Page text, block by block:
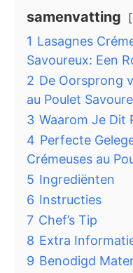
samenvatting
1 Lasagnes
Savoureux: Een
2 De Oorsprong
au Poulet
3 Waarom Je Dit
4 Perfecte
Crémeuses au
5 Ingrediënten
6 Instructies
7 Chef’s Tip
8 Extra
9 Benodigd